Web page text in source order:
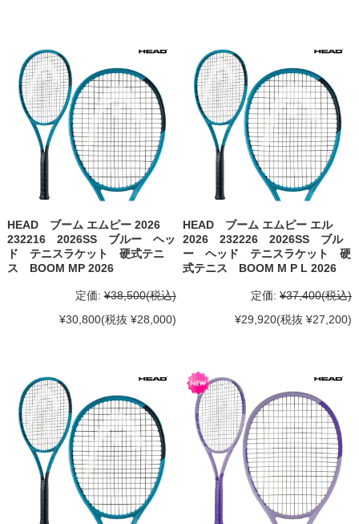
HEAD ブーム エムピー 2026
232216 2026SS ブルー ヘッ
ド テニスラケット 硬式テニ
ス BOOM MP 2026
定価: ¥38,500(税込)
¥30,800(税抜 ¥28,000)
HEAD ブーム エムピー エル
2026 232226 2026SS ブル
ー ヘッド テニスラケット 硬
式テニス BOOM M P L 2026
定価: ¥37,400(税込)
¥29,920(税抜 ¥27,200)